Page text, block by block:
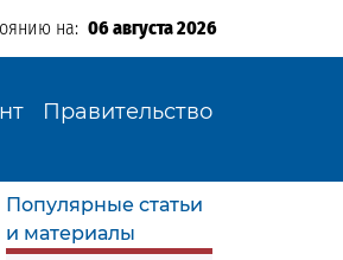
на: 06 августа 2026
Правительство
Популярные статьи
и материалы